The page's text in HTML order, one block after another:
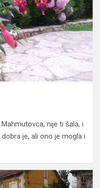
nije ti šala, i
je, ali ono je mogla i